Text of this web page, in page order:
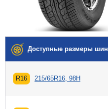
Доступные размеры шин
R16 215/65R16, 98H